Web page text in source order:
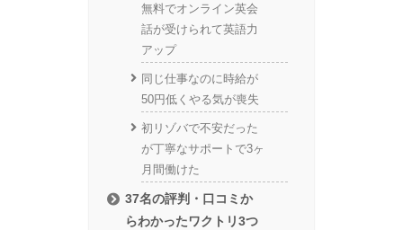
無料でオンライン英会
話が受けられて英語力
アップ
同じ仕事なのに時給が
50円低くやる気が喪失
初リゾバで不安だった
が丁寧なサポートで3ヶ
月間働けた
37名の評判・口コミか
らわかったワクトリ3つ